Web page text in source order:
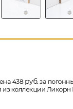
438руб.за
коллекции